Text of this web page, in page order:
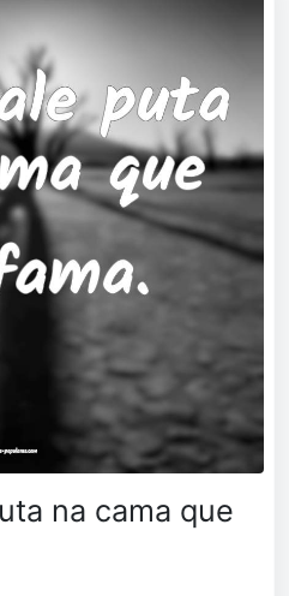
na cama que